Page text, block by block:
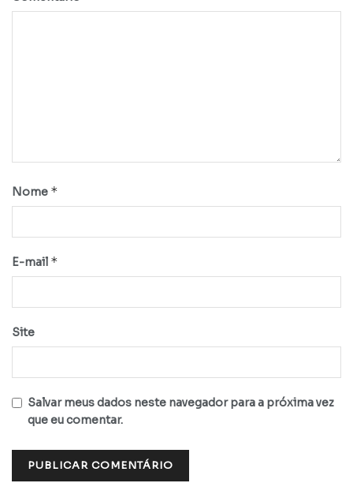
Nome *
E-mail *
Site
Salvar meus dados neste navegador para a próxima vez
que eu comentar.